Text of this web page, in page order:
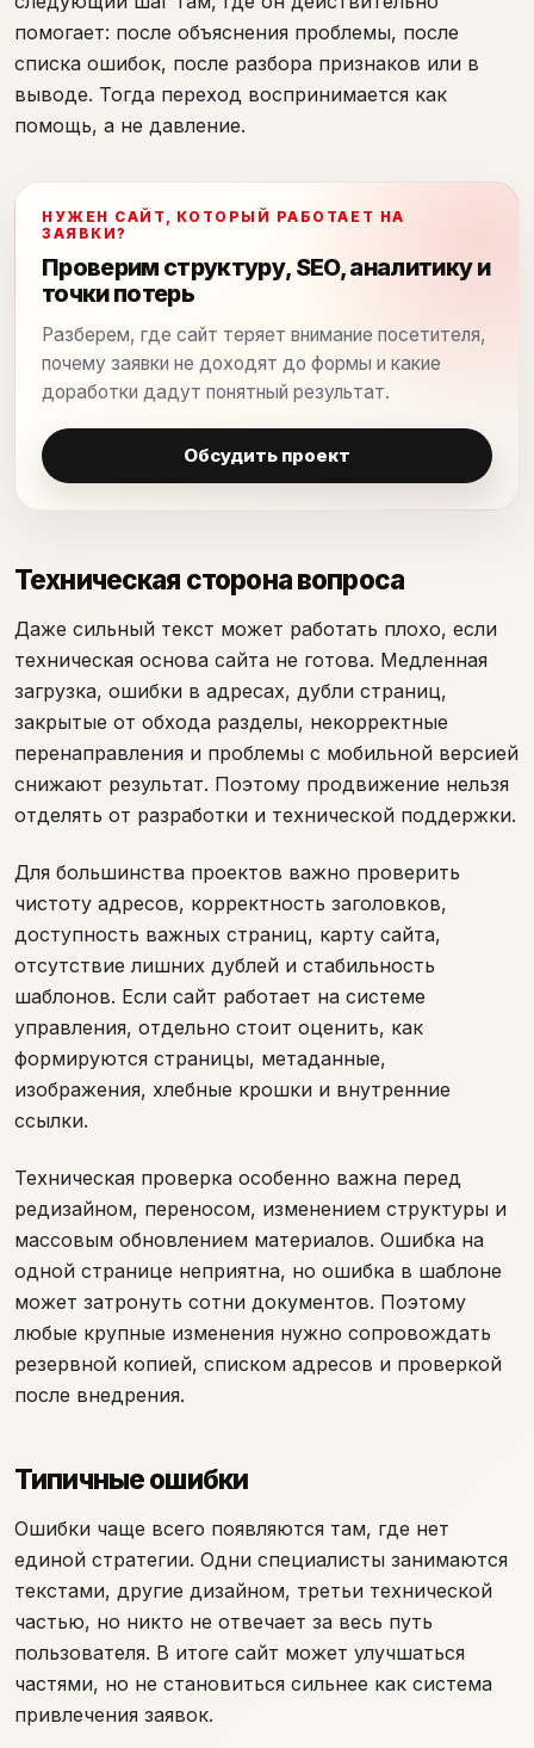
помогает: после объяснения проблемы, после
списка ошибок, после разбора признаков или в
выводе. Тогда переход воспринимается как
помощь, а не давление.
НУЖЕН САЙТ, КОТОРЫЙ РАБОТАЕТ НА
ЗАЯВКИ?
Проверим структуру, SEO, аналитику и
точки потерь
Разберем, где сайт теряет внимание посетителя,
почему заявки не доходят до формы и какие
доработки дадут понятный результат.
Обсудить проект
Техническая сторона вопроса
Даже сильный текст может работать плохо, если
техническая основа сайта не готова. Медленная
загрузка, ошибки в адресах, дубли страниц,
закрытые от обхода разделы, некорректные
перенаправления и проблемы с мобильной версией
снижают результат. Поэтому продвижение нельзя
отделять от разработки и технической поддержки.
Для большинства проектов важно проверить
чистоту адресов, корректность заголовков,
доступность важных страниц, карту сайта,
отсутствие лишних дублей и стабильность
шаблонов. Если сайт работает на системе
управления, отдельно стоит оценить, как
формируются страницы, метаданные,
изображения, хлебные крошки и внутренние
ссылки.
Техническая проверка особенно важна перед
редизайном, переносом, изменением структуры и
массовым обновлением материалов. Ошибка на
одной странице неприятна, но ошибка в шаблоне
может затронуть сотни документов. Поэтому
любые крупные изменения нужно сопровождать
резервной копией, списком адресов и проверкой
после внедрения.
Типичные ошибки
Ошибки чаще всего появляются там, где нет
единой стратегии. Одни специалисты занимаются
текстами, другие дизайном, третьи технической
частью, но никто не отвечает за весь путь
пользователя. В итоге сайт может улучшаться
частями, но не становиться сильнее как система
привлечения заявок.